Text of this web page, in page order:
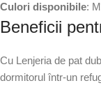
Culori disponibile:
Beneficii
Cu Lenjeria de pat
dormitorul într-un